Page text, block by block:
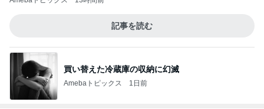
記事を読む
買い替えた冷蔵庫の収納に幻滅
Amebaトピックス 1日前